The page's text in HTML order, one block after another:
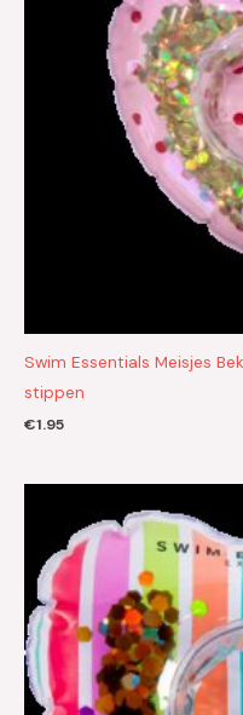
Swim Essentials Meisjes
stippen
€1.95